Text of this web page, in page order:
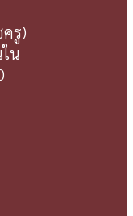
รู)
น